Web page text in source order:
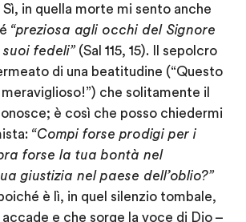
in quella morte mi sento anche
“preziosa agli occhi del Signore
fedeli”(Sal 115, 15). Il sepolcro
di una beatitudine (“Questo
che solitamente il
è così che posso chiedermi
“Compi forse prodigi per i
forse la tua bontà nel
giustizia nel paese dell’oblio?”
poiché è lì, in quel silenzio tombale,
e che sorge la voce di Dio –